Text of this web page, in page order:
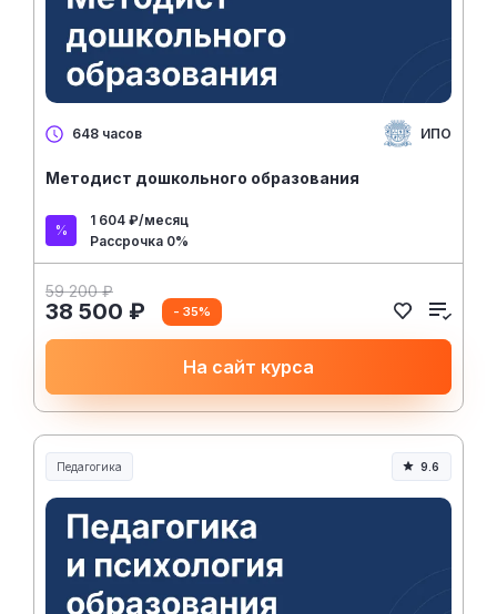
648 часов ИПО
Методист дошкольного образования
1 604 ₽/месяц
Рассрочка 0%
59 200 ₽
38 500 ₽ - 35%
На сайт курса
Педагогика
Образование и педагогика
9.6